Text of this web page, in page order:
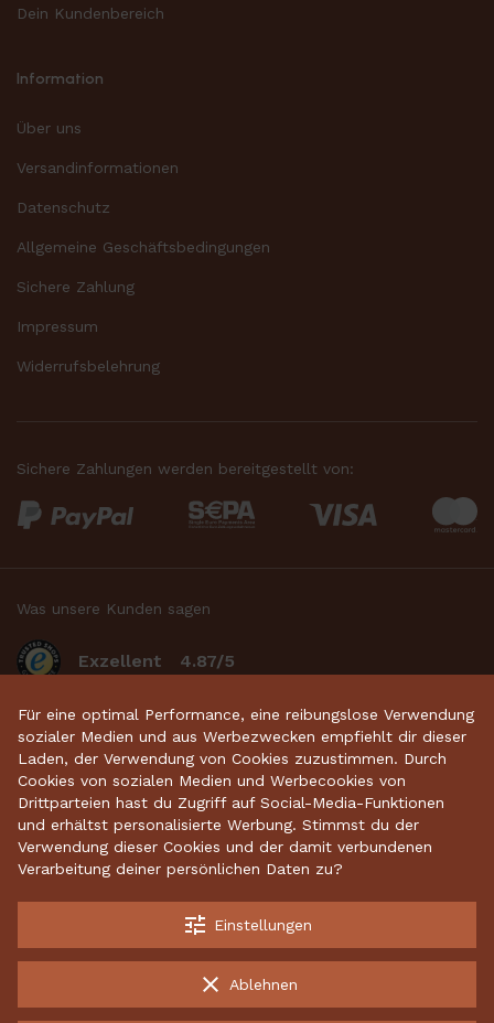
Dein Kundenbereich
Information
Über uns
Versandinformationen
Datenschutz
Allgemeine Geschäftsbedingungen
Sichere Zahlung
Impressum
Widerrufsbelehrung
Sichere Zahlungen werden bereitgestellt von:
Was unsere Kunden sagen
Exzellent 4.87/5
basierend auf 2633bewertungen.
Startseite • Keramikdeko • Gartenkeramik •
Sparschweine • Räucherfiguren • Keramikhäuser
Kostenloser Versand ab 70 €
Garantiert sichere Lieferung
Für eine optimal Performance, eine reibungslose Verwendung
sozialer Medien und aus Werbezwecken empfiehlt dir dieser
Laden, der Verwendung von Cookies zuzustimmen. Durch
Cookies von sozialen Medien und Werbecookies von
Drittparteien hast du Zugriff auf Social-Media-Funktionen
und erhältst personalisierte Werbung. Stimmst du der
Verwendung dieser Cookies und der damit verbundenen
Verarbeitung deiner persönlichen Daten zu?
tune Einstellungen
clear Ablehnen